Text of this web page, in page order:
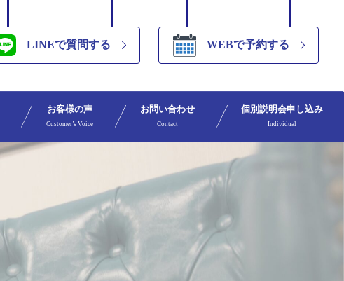
LINEで質問する WEBで予約する
お客様の声
Customer’s Voice
お問い合わせ
Contact
個別説明会申し込み
Individual